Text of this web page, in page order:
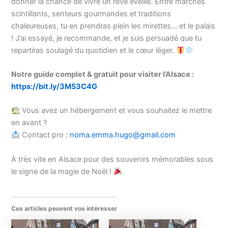
scintillants, senteurs gourmandes et traditions
chaleureuses, tu en prendras plein les mirettes… et le palais
! J’ai essayé, je recommande, et je suis persuadé que tu
repartiras soulagé du quotidien et le cœur léger.
Notre guide complet & gratuit pour visiter l’Alsace :
https://bit.ly/3M53C4G
Vous avez un hébergement et vous souhaitez le mettre
en avant ?
Contact pro : noma.emma.hugo@gmail.com
À très vite en Alsace pour des souvenirs mémorables sous
le signe de la magie de Noël !
Ces articles peuvent vos intéresser